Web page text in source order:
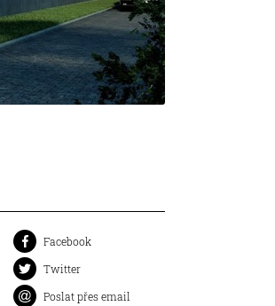
Facebook
Twitter
Poslat přes email